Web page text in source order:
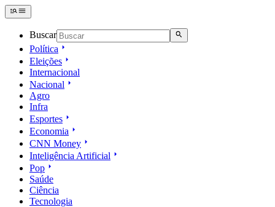
Buscar
Política
Eleições
Internacional
Nacional
Agro
Infra
Esportes
Economia
CNN Money
Inteligência Artificial
Pop
Saúde
Ciência
Tecnologia